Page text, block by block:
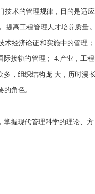
技术的管理规律，目的是适
高工程管理人才培养质量
经济论证和实施中的管理
接轨的管理； 4.产业，工
，组织结构庞 大，历时漫
角色。
握现代管理科学的理论、